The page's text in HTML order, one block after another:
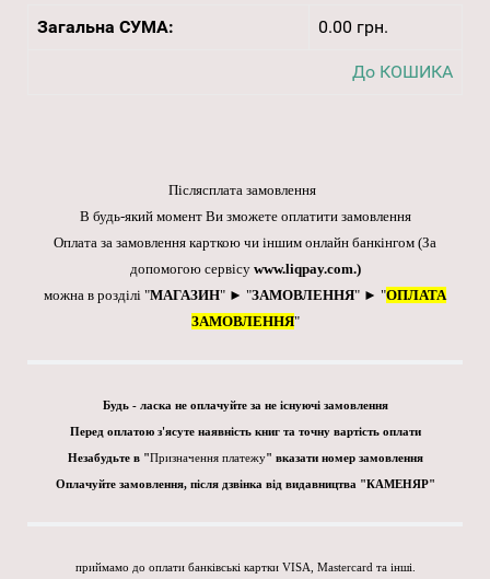
Загальна СУМА: 0.00 грн.
До КОШИКА
Післясплата замовлення
В будь-який момент Ви зможете оплатити замовлення
Оплата за замовлення карткою чи іншим онлайн банкінгом (За
допомогою сервісу www.liqpay.com.)
можна в розділі "МАГАЗИН" ► "ЗАМОВЛЕННЯ" ► "ОПЛАТА
ЗАМОВЛЕННЯ"
Будь - ласка не оплачуйте за не існуючі замовлення
Перед оплатою з'ясуте наявність книг та точну вартість оплати
Незабудьте в "Призначення платежу" вказати номер замовлення
Оплачуйте замовлення, після дзвінка від видавництва "КАМЕНЯР"
приймамо до оплати банківські картки VISA, Mastercard та інші.